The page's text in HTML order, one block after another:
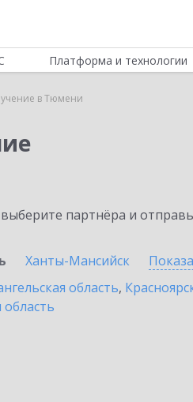
Платформа и технологии
в Тюмени
партнёра и
Ханты-Мансийск
область,